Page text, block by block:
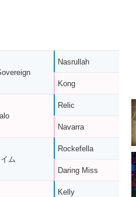
ム
Nasrullah
Kong
Relic
Navarra
Rockefella
Daring Miss
Kelly